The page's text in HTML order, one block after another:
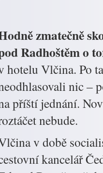
zmatečně
Radhoštěm o
hotelu Vlčina. Po
nic –
příští jednání.
nebude.
v době
kancelář